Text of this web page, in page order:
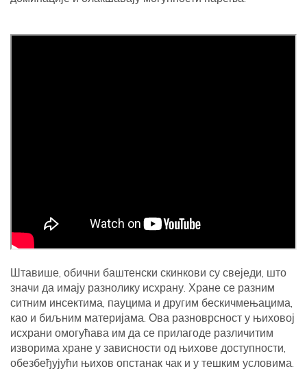
Штавише, обични баштенски скинкови су свеједи, што
значи да имају разнолику исхрану. Хране се разним
ситним инсектима, пауцима и другим бескичмењацима,
као и биљним материјама. Ова разноврсност у њиховој
исхрани омогућава им да се прилагоде различитим
изворима хране у зависности од њихове доступности,
обезбеђујући њихов опстанак чак и у тешким условима.